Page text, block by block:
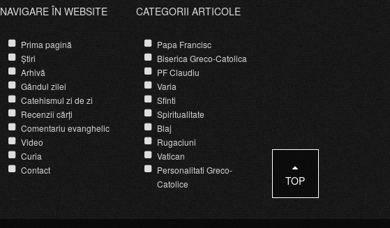
NAVIGARE ÎN WEBSITE
Prima pagină
Știri
Arhivă
Gândul zilei
Catehismul zi de zi
Recenzii cărți
Comentariu evanghelic
Video
Curia
Contact
CATEGORII ARTICOLE
Papa Francisc
Biserica Greco-Catolica
PF Claudiu
Varia
Sfinti
Spiritualitate
Blaj
Rugaciuni
Vatican
Personalitati Greco-
Catolice
TOP